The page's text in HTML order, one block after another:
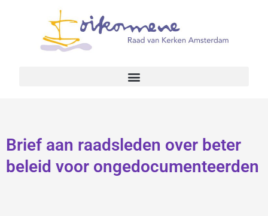
Brief aan raadsleden over beter
beleid voor ongedocumenteerden